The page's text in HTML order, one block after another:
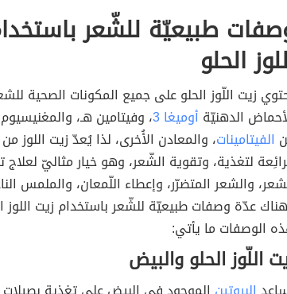
طبيعيّة للشّعر
الحلو
زيت اللّوز الحلو على جميع المكونات الصحية
الدهنيّة أوميغا 3 ، وفيتامين هـ،
الفيتامينات، والمعادن الأُخرى، لذا يُعدّ زيت اللوز من
لتغذية، وتقوية الشّعر، وهو خيار مثاليّ
والشعر المتضرّر، وإعطاء اللّمعان، والملمس
عدّة وصفات طبيعيّة للشّعر باستخدام زيت اللوز
الوصفات ما يأتي:
اللّوز الحلو والبيض